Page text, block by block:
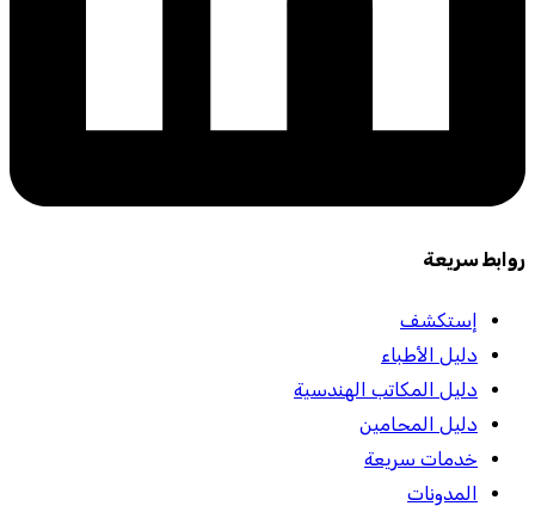
روابط سريعة
إستكشف
دليل الأطباء
دليل المكاتب الهندسية
دليل المحامين
خدمات سريعة
المدونات